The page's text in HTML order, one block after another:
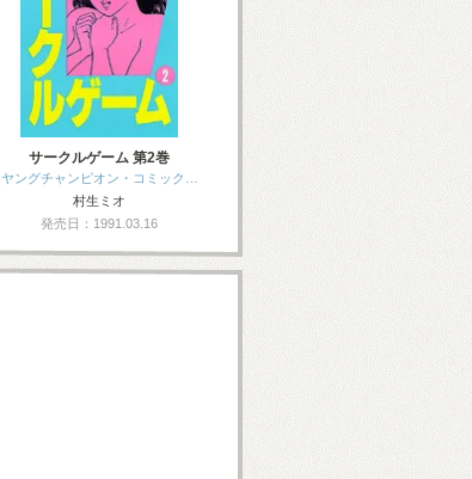
サークルゲーム 第2巻
ヤングチャンピオン・コミック…
村生ミオ
発売日：1991.03.16